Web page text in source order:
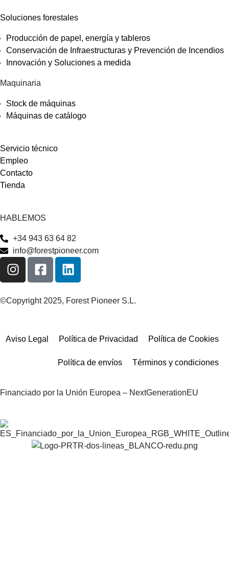
Soluciones forestales
Producción de papel, energía y tableros
Conservación de Infraestructuras y Prevención de Incendios
Innovación y Soluciones a medida
Maquinaria
Stock de máquinas
Máquinas de catálogo
Servicio técnico
Empleo
Contacto
Tienda
HABLEMOS
+34 943 63 64 82
info@forestpioneer.com
©Copyright 2025, Forest Pioneer S.L.
Aviso Legal Política de Privacidad Política de Cookies
Política de envíos Términos y condiciones
Financiado por la Unión Europea – NextGenerationEU